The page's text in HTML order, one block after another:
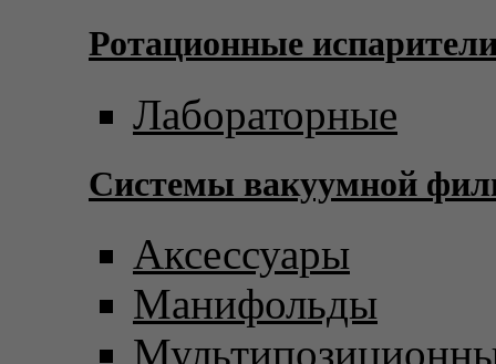
Ротационные
Лабораторные
Системы вакуумной
Аксессуары
Манифольды